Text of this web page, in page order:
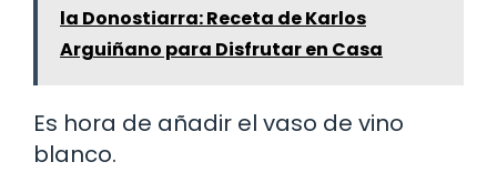
la Donostiarra: Receta de Karlos
Arguiñano para Disfrutar en Casa
Es hora de añadir el vaso de vino
blanco.